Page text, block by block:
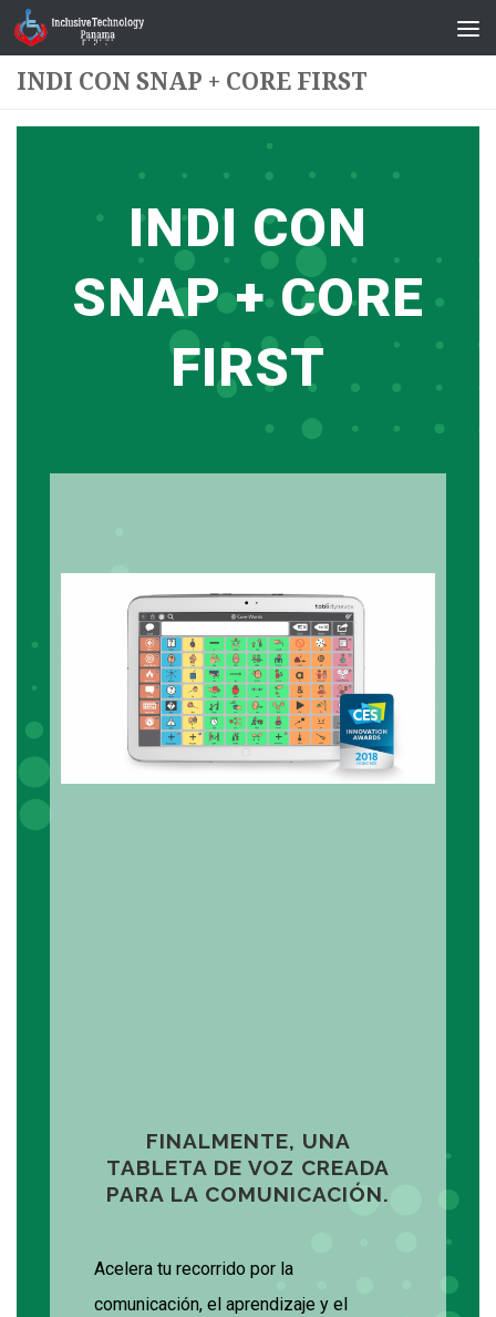
Saltar al contenido
INDI CON SNAP + CORE FIRST
INDI CON
SNAP + CORE
FIRST
FINALMENTE, UNA
TABLETA DE VOZ CREADA
PARA LA COMUNICACIÓN.
Acelera tu recorrido por la
comunicación, el aprendizaje y el